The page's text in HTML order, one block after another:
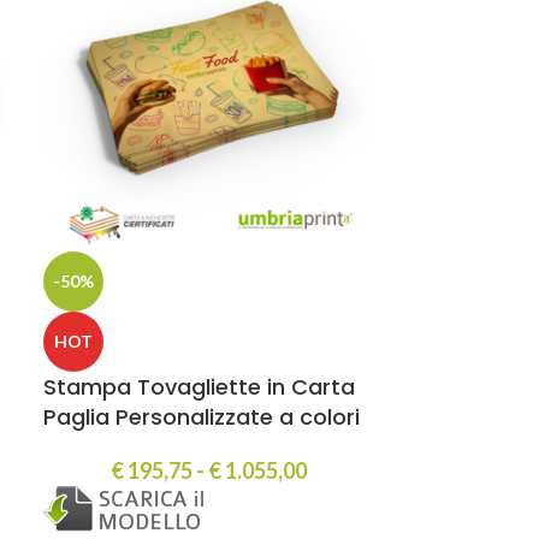
-50%
HOT
Stampa Tovagliette in Carta
Paglia Personalizzate a colori
€195,75- €1.055,00